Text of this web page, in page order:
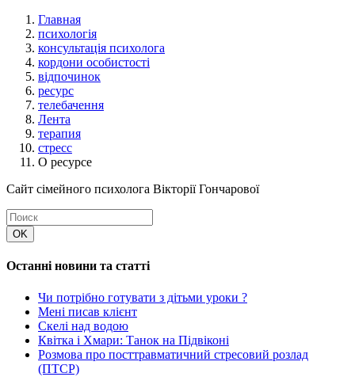
Главная
психологія
консультація психолога
кордони особистості
відпочинок
ресурс
телебачення
Лента
терапия
стресс
О ресурсе
Сайт сімейного психолога Вікторії Гончарової
Останні новини та статті
Чи потрібно готувати з дітьми уроки ?
Мені писав клієнт
Скелі над водою
Квітка і Хмари: Танок на Підвіконі
Розмова про посттравматичний стресовий розлад
(ПТСР)